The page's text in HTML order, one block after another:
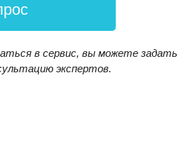
в сервис, вы можете задать
экспертов.